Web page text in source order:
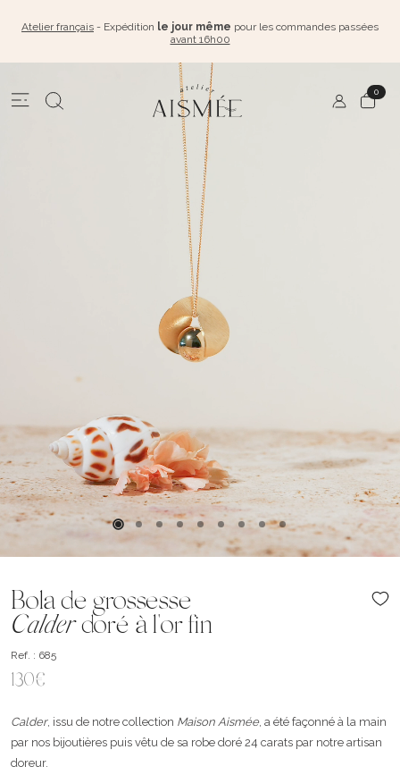
Atelier français - Expédition le jour même pour les commandes passées
avant 16h00
0
Bola de grossesse
Calderdoré à l'or fin
Ref. : 685
130€
Calder, issu de notre collection Maison Aismée, a été façonné à la main
par nos bijoutières puis vêtu de sa robe doré 24 carats par notre artisan
doreur.